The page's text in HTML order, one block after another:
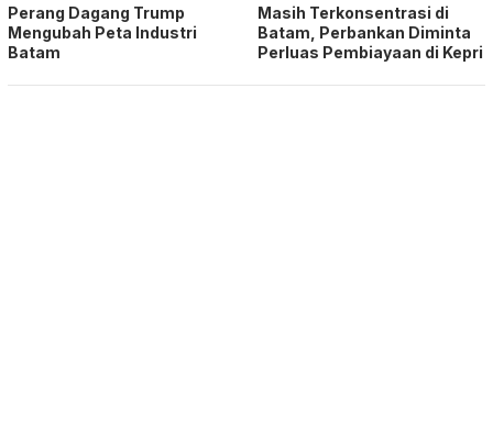
Perang Dagang Trump
Mengubah Peta Industri
Batam
Masih Terkonsentrasi di
Batam, Perbankan Diminta
Perluas Pembiayaan di Kepri